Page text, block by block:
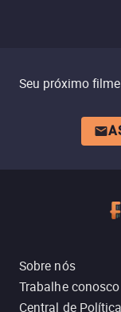
Seu próximo
Sobre nós
Trabalhe conosco
Central de